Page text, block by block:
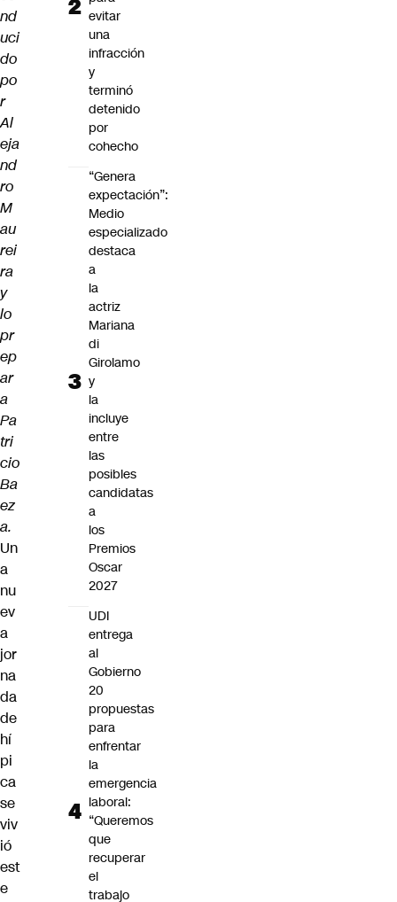
nd
uci
do
po
r
Al
eja
nd
ro
M
au
rei
ra
y
lo
pr
ep
ar
a
Pa
tri
cio
Ba
ez
a.
Un
a
nu
ev
a
jor
na
da
de
hí
pi
ca
se
viv
ió
est
e
evitar
una
infracción
y
terminó
detenido
por
cohecho
“Genera
expectación”:
Medio
especializado
destaca
a
la
actriz
Mariana
di
Girolamo
y
la
incluye
entre
las
posibles
candidatas
a
los
Premios
Oscar
2027
UDI
entrega
al
Gobierno
20
propuestas
para
enfrentar
la
emergencia
laboral:
“Queremos
que
recuperar
el
trabajo